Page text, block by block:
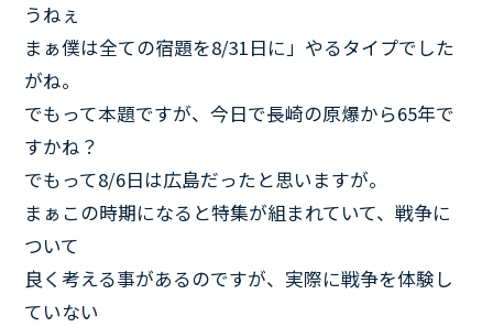
うねぇ
まぁ僕は全ての宿題を8/31日に」やるタイプでした
がね。
でもって本題ですが、今日で長崎の原爆から65年で
すかね？
でもって8/6日は広島だったと思いますが。
まぁこの時期になると特集が組まれていて、戦争に
ついて
良く考える事があるのですが、実際に戦争を体験し
ていない